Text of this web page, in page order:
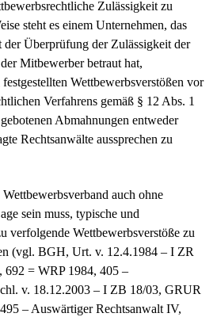
Zulässigkeit zu
steht es einem Unternehmen, das
der Überprüfung der Zulässigkeit der
Mitbewerber betraut hat,
Wettbewerbsverstößen vor
Verfahrens gemäß § 12 Abs. 1
Abmahnungen entweder
Rechtsanwälte aussprechen zu
auch ohne
sein muss, typische und
verfolgende Wettbewerbsverstöße zu
(vgl. BGH, Urt. v. 12.4.1984 – I ZR
= WRP 1984, 405 –
v. 18.12.2003 – I ZB 18/03, GRUR
– Auswärtiger Rechtsanwalt IV,